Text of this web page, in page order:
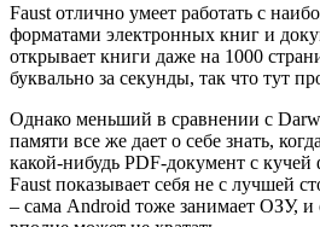
Faust отлично умеет работать с
форматами электронных книг и
открывает книги даже на 1000
буквально за секунды, так что тут
Однако меньший в сравнении с
памяти все же дает о себе знать,
какой-нибудь PDF-документ с
Faust показывает себя не с лучшей
– сама Android тоже занимает ОЗУ, и